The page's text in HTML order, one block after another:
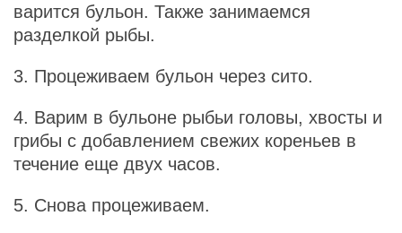
варится бульон. Также занимаемся
разделкой рыбы.
3. Процеживаем бульон через сито.
4. Варим в бульоне рыбьи головы, хвосты и
грибы с добавлением свежих кореньев в
течение еще двух часов.
5. Снова процеживаем.